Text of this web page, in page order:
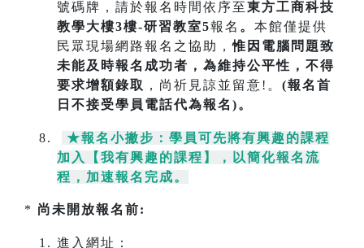
號碼牌，請於報名時間依序至東方工商科技
教學大樓3樓-研習教室5報名 。 本館僅提供
民眾現場網路報名之協助，惟因電腦問題致
未能及時報名成功者，為維持公平性，不得
要求增額錄取 ，尚祈見諒並留意!。 (報名首
日不接受學員電話代為報名)。
★報名小撇步：學員可先將有興趣的課程
加入【我有興趣的課程】，以簡化報名流
程，加速報名完成。
* 尚未開放報名前:
進入網址：